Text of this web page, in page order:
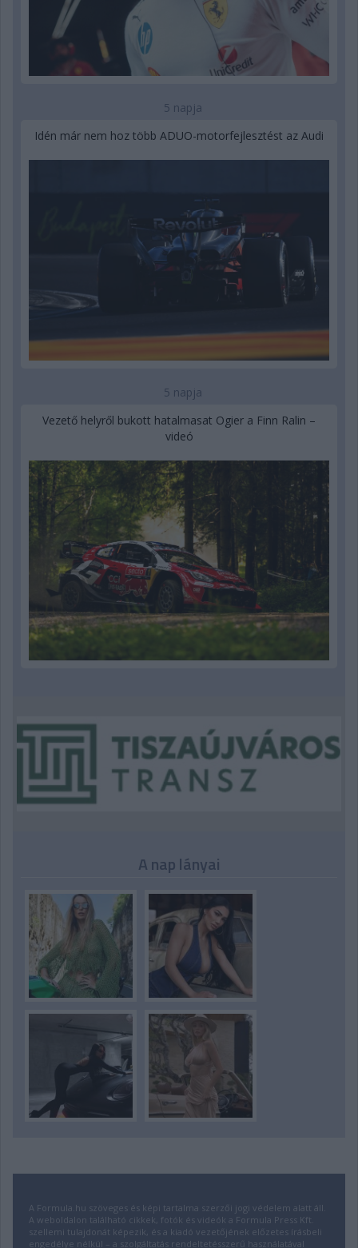
5 napja
Idén már nem hoz több ADUO-motorfejlesztést az Audi
5 napja
Vezető helyről bukott hatalmasat Ogier a Finn Ralin –
videó
A nap lányai
A Formula.hu szöveges és képi tartalma szerzői jogi védelem alatt áll.
A weboldalon található cikkek, fotók és videók a Formula Press Kft.
szellemi tulajdonát képezik, és a kiadó vezetőjének előzetes írásbeli
engedélye nélkül – a szolgáltatás rendeltetésszerű használatával